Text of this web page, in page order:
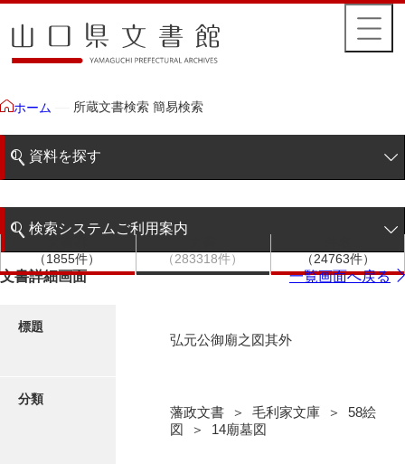
ホーム 所蔵文書検索 簡易検索
資料を探す
階層検索
写真・絵はがき
検索システムご利用案内
検索システムの利用について
（1855件）
（283318件）
（24763件）
文書詳細画面 一覧画面へ戻る
標題
弘元公御廟之図其外
分類
藩政文書 ＞ 毛利家文庫 ＞ 58絵
図 ＞ 14廟墓図